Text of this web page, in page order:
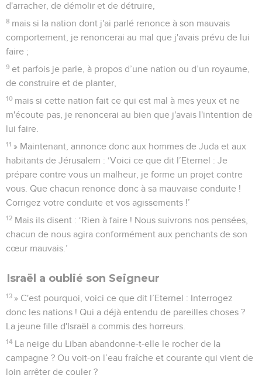
d'arracher, de démolir et de détruire,
8 mais si la nation dont j'ai parlé renonce à son mauvais
comportement, je renoncerai au mal que j'avais prévu de lui
faire ;
9 et parfois je parle, à propos d’une nation ou d’un royaume,
de construire et de planter,
10 mais si cette nation fait ce qui est mal à mes yeux et ne
m'écoute pas, je renoncerai au bien que j'avais l'intention de
lui faire.
11 » Maintenant, annonce donc aux hommes de Juda et aux
habitants de Jérusalem : ‘Voici ce que dit l’Eternel : Je
prépare contre vous un malheur, je forme un projet contre
vous. Que chacun renonce donc à sa mauvaise conduite !
Corrigez votre conduite et vos agissements !’
12 Mais ils disent : ‘Rien à faire ! Nous suivrons nos pensées,
chacun de nous agira conformément aux penchants de son
cœur mauvais.’
Israël a oublié son Seigneur
13 » C'est pourquoi, voici ce que dit l’Eternel : Interrogez
donc les nations ! Qui a déjà entendu de pareilles choses ?
La jeune fille d'Israël a commis des horreurs.
14 La neige du Liban abandonne-t-elle le rocher de la
campagne ? Ou voit-on l’eau fraîche et courante qui vient de
loin arrêter de couler ?